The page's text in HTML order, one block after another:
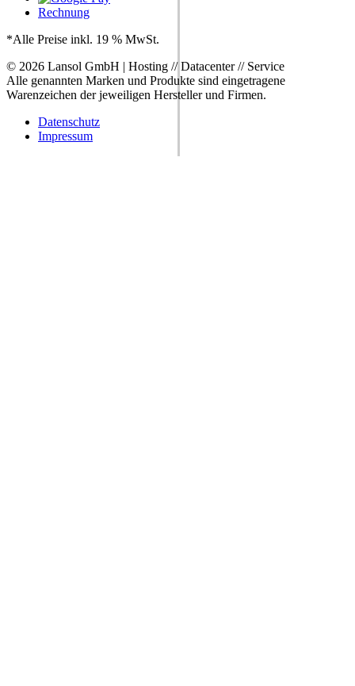
Rechnung
*Alle Preise inkl. 19 % MwSt.
© 2026 Lansol GmbH | Hosting // Datacenter // Service
Alle genannten Marken und Produkte sind eingetragene
Warenzeichen der jeweiligen Hersteller und Firmen.
Datenschutz
Impressum